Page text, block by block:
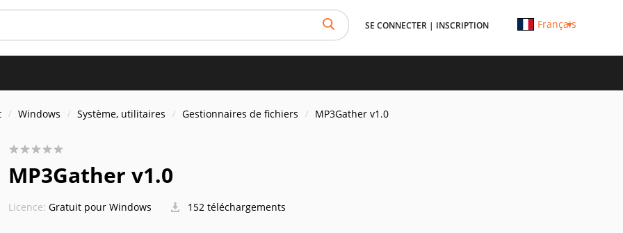
SE CONNECTER | INSCRIPTION Français
Windows Système, utilitaires Gestionnaires de fichiers MP3Gather v1.0
MP3Gather v1.0
Licence: Gratuit pour Windows 152 téléchargements